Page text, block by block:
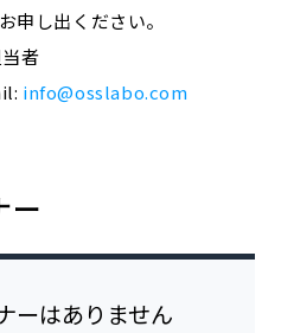
申し出ください。
者
info@osslabo.com
ー
ーはありません